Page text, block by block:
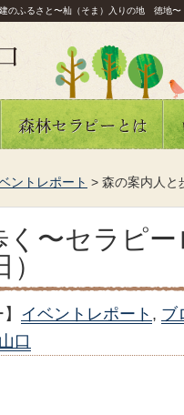
のふるさと〜杣（そま）入りの地 徳地〜
ントレポート > 森の案内人と
く〜セラピ
イベントレポート , ブ
口